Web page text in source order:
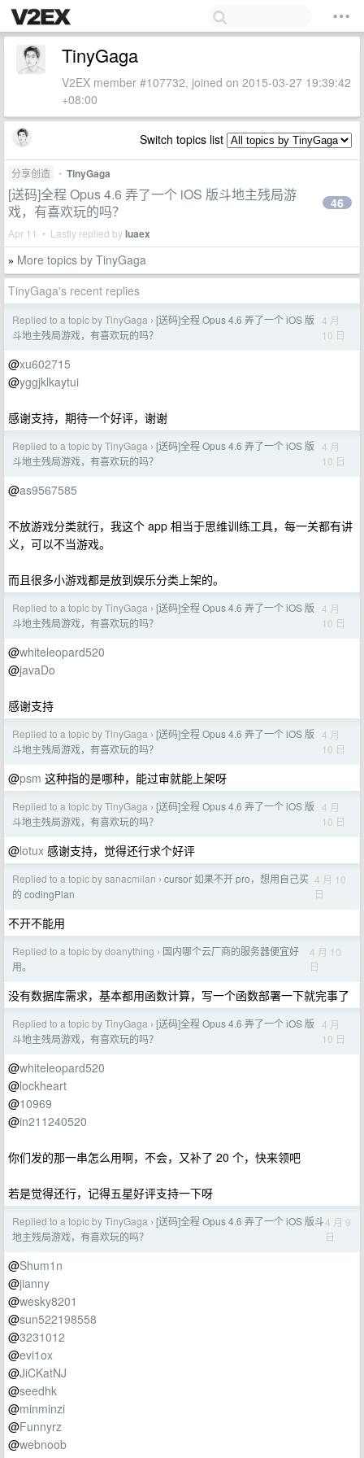
TinyGaga
V2EX member #107732, joined on 2015-03-27 19:39:42
+08:00
Switch topics list
分享创造 • TinyGaga
[送码]全程 Opus 4.6 弄了一个 iOS 版斗地主残局游
戏，有喜欢玩的吗？
Apr 11 • Lastly replied byluaex
46
» More topics by TinyGaga
TinyGaga's recent replies
Replied to a topic by TinyGaga › [送码]全程 Opus 4.6 弄了一个 iOS 版
斗地主残局游戏，有喜欢玩的吗？
4 月
10 日
@xu602715
@yggjklkaytui
感谢支持，期待一个好评，谢谢
Replied to a topic by TinyGaga › [送码]全程 Opus 4.6 弄了一个 iOS 版
斗地主残局游戏，有喜欢玩的吗？
4 月
10 日
@as9567585
不放游戏分类就行，我这个 app 相当于思维训练工具，每一关都有讲
义，可以不当游戏。
而且很多小游戏都是放到娱乐分类上架的。
Replied to a topic by TinyGaga › [送码]全程 Opus 4.6 弄了一个 iOS 版
斗地主残局游戏，有喜欢玩的吗？
4 月
10 日
@whiteleopard520
@javaDo
感谢支持
Replied to a topic by TinyGaga › [送码]全程 Opus 4.6 弄了一个 iOS 版
斗地主残局游戏，有喜欢玩的吗？
4 月
10 日
@psm 这种指的是哪种，能过审就能上架呀
Replied to a topic by TinyGaga › [送码]全程 Opus 4.6 弄了一个 iOS 版
斗地主残局游戏，有喜欢玩的吗？
4 月
10 日
@lotux 感谢支持，觉得还行求个好评
Replied to a topic by sanacmilan › cursor 如果不开 pro，想用自己买
的 codingPlan
4 月 10
日
不开不能用
Replied to a topic by doanything › 国内哪个云厂商的服务器便宜好
用。
4 月 10
日
没有数据库需求，基本都用函数计算，写一个函数部署一下就完事了
Replied to a topic by TinyGaga › [送码]全程 Opus 4.6 弄了一个 iOS 版
斗地主残局游戏，有喜欢玩的吗？
4 月
10 日
@whiteleopard520
@lockheart
@10969
@in211240520
你们发的那一串怎么用啊，不会，又补了 20 个，快来领吧
若是觉得还行，记得五星好评支持一下呀
Replied to a topic by TinyGaga › [送码]全程 Opus 4.6 弄了一个 iOS 版斗
地主残局游戏，有喜欢玩的吗？
4 月 9
日
@Shum1n
@jianny
@wesky8201
@sun522198558
@3231012
@evi1ox
@JiCKatNJ
@seedhk
@minminzi
@Funnyrz
@webnoob